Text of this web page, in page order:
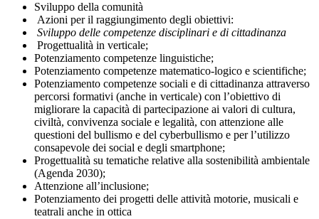
Sviluppo della comunità
Azioni per il raggiungimento degli obiettivi:
Sviluppo delle competenze disciplinari e di cittadinanza
Progettualità in verticale;
Potenziamento competenze linguistiche;
Potenziamento competenze matematico-logico e scientifiche;
Potenziamento competenze sociali e di cittadinanza attraverso
percorsi formativi (anche in verticale) con l’obiettivo di
migliorare la capacità di partecipazione ai valori di cultura,
civiltà, convivenza sociale e legalità, con attenzione alle
questioni del bullismo e del cyberbullismo e per l’utilizzo
consapevole dei social e degli smartphone;
Progettualità su tematiche relative alla sostenibilità ambientale
(Agenda 2030);
Attenzione all’inclusione;
Potenziamento dei progetti delle attività motorie, musicali e
teatrali anche in ottica